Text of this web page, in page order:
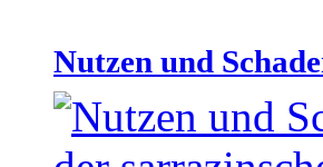
Nutzen und